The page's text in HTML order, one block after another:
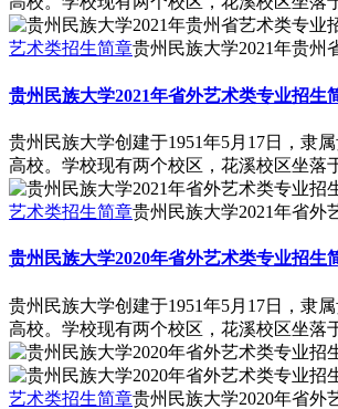
艺术类招生简章贵州民族大学2021年贵州
贵州民族大学2021年省外艺术类专业招生
贵州民族大学创建于1951年5月17日，隶
高校。学校现有两个校区，花溪校区坐落
艺术类招生简章贵州民族大学2021年省外
贵州民族大学2020年省外艺术类专业招生
贵州民族大学创建于1951年5月17日，隶
高校。学校现有两个校区，花溪校区坐落
艺术类招生简章贵州民族大学2020年省外